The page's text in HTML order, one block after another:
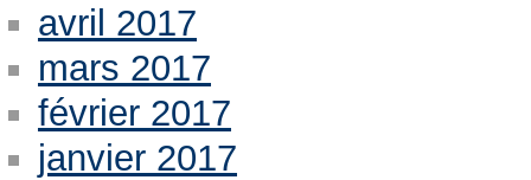
avril 2017
mars 2017
février 2017
janvier 2017